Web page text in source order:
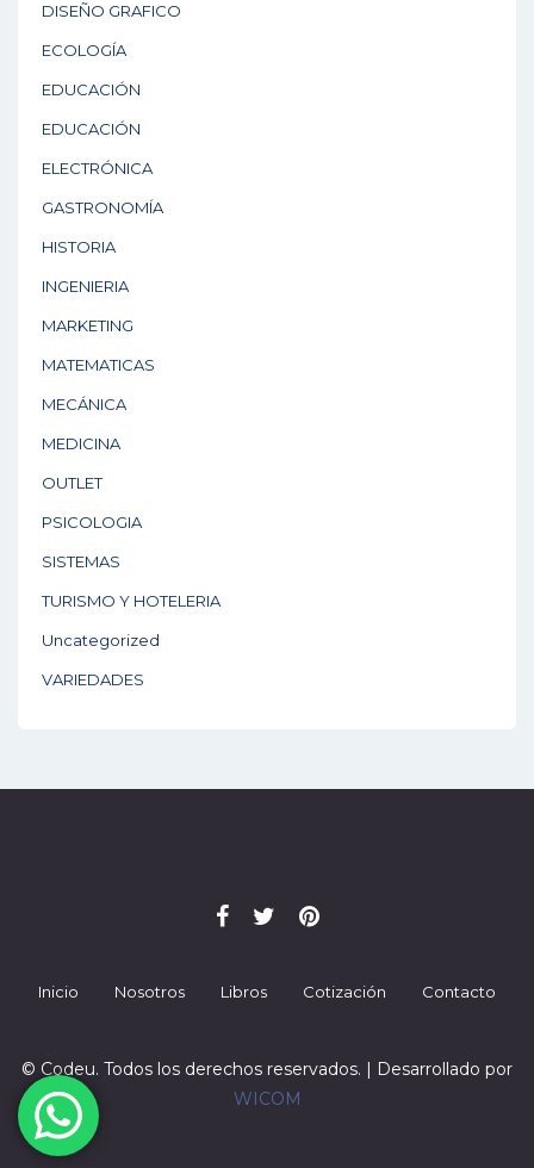
DISEÑO GRAFICO
ECOLOGÍA
EDUCACIÓN
EDUCACIÓN
ELECTRÓNICA
GASTRONOMÍA
HISTORIA
INGENIERIA
MARKETING
MATEMATICAS
MECÁNICA
MEDICINA
OUTLET
PSICOLOGIA
SISTEMAS
TURISMO Y HOTELERIA
Uncategorized
VARIEDADES
Inicio Nosotros Libros Cotización Contacto
© Codeu. Todos los derechos reservados. | Desarrollado por
WICOM